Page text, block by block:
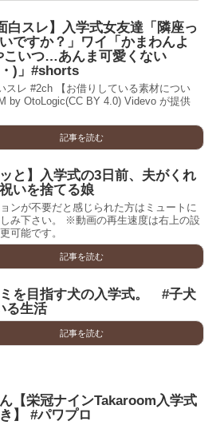
白スレ】入学式女友達「隣座っ
ですか？」ワイ「かまわんよ
こいつ…あんま可愛くない
)」#shorts
スレ #2ch 【お借りしている素材につい
by OtoLogic(CC BY 4.0) Videvo が提供
記事を読む
ッと】入学式の3日前、夫がくれ
いを捨てる娘
ンが不要だと感じられた方はミュートに
しみ下さい。 ※動画の再生速度は右上の設
可能です。
記事を読む
を目指す犬の入学式。 #子犬
る生活
記事を読む
【栄冠ナインTakaroom入学式
】 #パワプロ